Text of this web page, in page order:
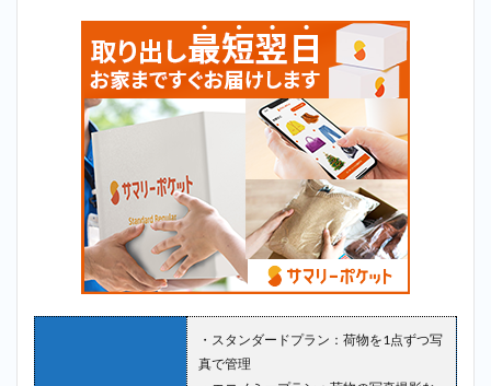
・スタンダードプラン：荷物を1点ずつ写
真で管理